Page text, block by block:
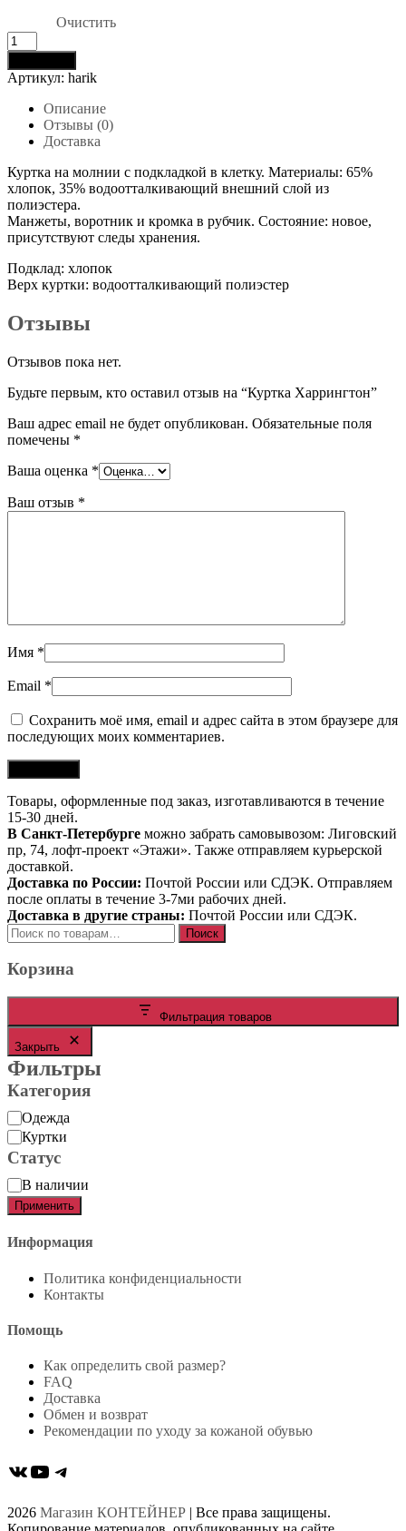
Очистить
Количество
товара
Куртка
Харрингтон
Артикул: harik
Описание
Отзывы (0)
Доставка
Куртка на молнии с подкладкой в клетку. Материалы: 65%
хлопок, 35% водоотталкивающий внешний слой из
полиэстера.
Манжеты, воротник и кромка в рубчик. Состояние: новое,
присутствуют следы хранения.
Подклад: хлопок
Верх куртки: водоотталкивающий полиэстер
Отзывы
Отзывов пока нет.
Будьте первым, кто оставил отзыв на “Куртка Харрингтон”
Ваш адрес email не будет опубликован. Обязательные поля
помечены *
Ваша оценка *
Ваш отзыв *
Имя *
Email *
Сохранить моё имя, email и адрес сайта в этом браузере для
последующих моих комментариев.
Товары, оформленные под заказ, изготавливаются в течение
15-30 дней.
В Санкт-Петербурге можно забрать самовывозом: Лиговский
пр, 74, лофт-проект «Этажи». Также отправляем курьерской
доставкой.
Доставка по России: Почтой России или СДЭК. Отправляем
после оплаты в течение 3-7ми рабочих дней.
Доставка в другие страны: Почтой России или СДЭК.
Искать:
Поиск
Корзина
Фильтрация товаров
Закрыть
Фильтры
Категория
Категория
Одежда
Куртки
Статус
Статус
В наличии
Применить
Информация
Политика конфиденциальности
Контакты
Помощь
Как определить свой размер?
FAQ
Доставка
Обмен и возврат
Рекомендации по уходу за кожаной обувью
ВКонтакте
YouTube
Telegram
2026 Магазин КОНТЕЙНЕР | Все права защищены.